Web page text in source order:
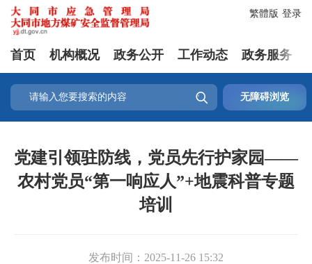
登录
繁體版
首页 机构概况 政务公开 工作动态 政务服务
 无障碍浏览
党建引领驻防线，党员先行护家园——
农村党员“第一响应人”+地震科普专题
培训
发布时间： 2025-11-26 15:32